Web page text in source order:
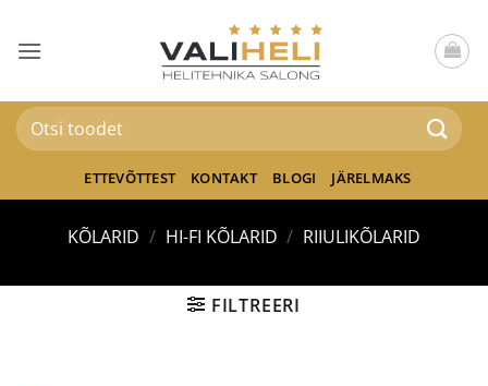
content
Otsi:
ETTEVÕTTEST KONTAKT BLOGI JÄRELMAKS
KÕLARID / HI-FI KÕLARID / RIIULIKÕLARID
FILTREERI